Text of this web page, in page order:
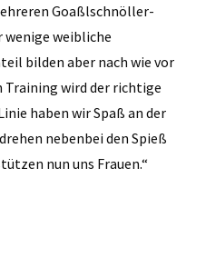
Goaßlschnöller-
wenige weibliche
bilden aber nach wie vor
Training wird der richtige
haben wir Spaß an der
nebenbei den Spieß
nun uns Frauen.“